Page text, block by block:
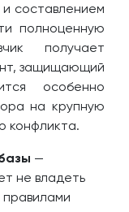
составлением
полноценную
получает
защищающий
особенно
на крупную
конфликта.
—
не владеть